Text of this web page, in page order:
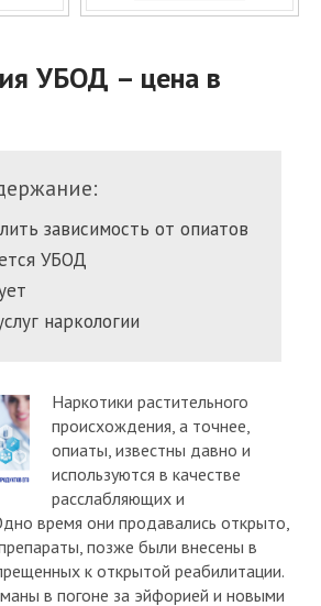
УБОД – цена в
зависимость от опиатов
УБОД
наркологии
Наркотики растительного
происхождения, а точнее,
опиаты, известны давно и
используются в качестве
расслабляющих и
время они продавались открыто,
позже были внесены в
к открытой реабилитации.
в погоне за эйфорией и новыми